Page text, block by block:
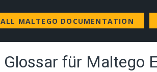
ALL MALTEGO DOCUMENTATION
Glossar für Maltego